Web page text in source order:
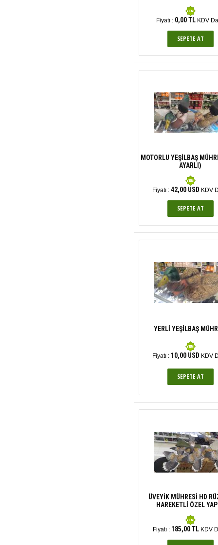
Fiyatı : 0,00 TLKDV
MOTORLU YEŞİLBAŞ
AYARLI)
Fiyatı : 42,00 USD KDV
YERLİ YEŞİLBAŞ
Fiyatı : 10,00 USD KDV
ÜVEYİK MÜHRESİ HD
HAREKETLİ ÖZEL
Fiyatı : 185,00 TLKDV